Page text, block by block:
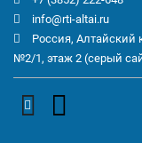
info@rti-altai.ru
Россия, Алтайский
№2/1, этаж 2 (серый